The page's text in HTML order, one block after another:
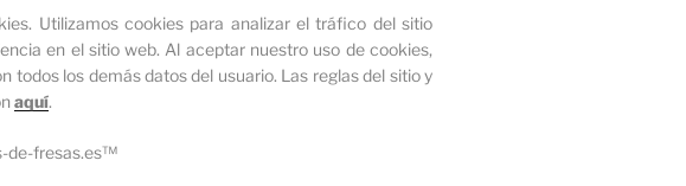
Utilizamos cookies para analizar el tráfico del sitio
en el sitio web. Al aceptar nuestro uso de cookies,
todos los demás datos del usuario. Las reglas del sitio y
aquí.
de-fresas.es™